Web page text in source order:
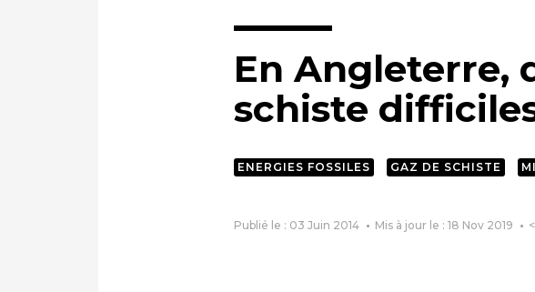
En Angleterre,
schiste
ENERGIES FOSSILES GAZ DE SCHISTE
Publié le : 03 Juin 2014 Mis à jour le : 18 Nov 2019